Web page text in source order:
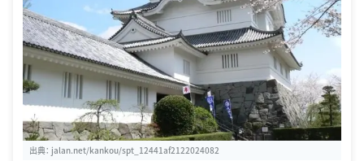
出典： jalan.net/kankou/spt_12441af2122024082